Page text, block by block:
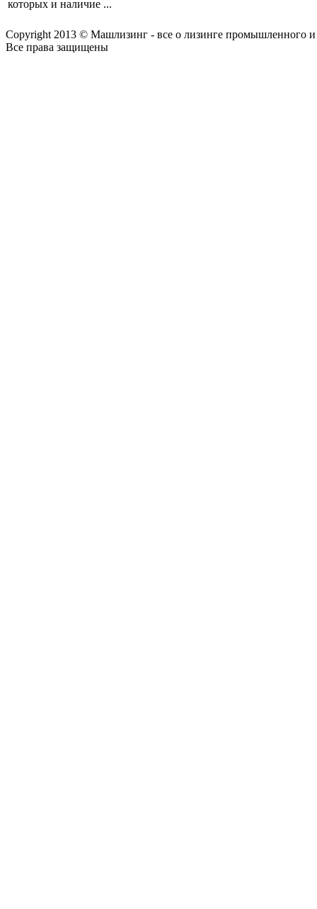
которых и наличие ...
Copyright 2013 © Машлизинг - все о лизинге промышленного и
Все права защищены